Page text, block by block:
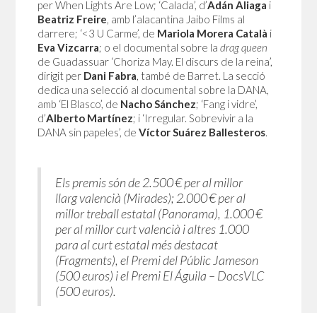
per When Lights Are Low; ‘Calada’, d’Adán Aliaga i
Beatriz Freire, amb l’alacantina Jaibo Films al
darrere; ‘<3 U Carme’, de Mariola Morera Català i
Eva Vizcarra; o el documental sobre la drag queen
de Guadassuar ‘Choriza May. El discurs de la reina’,
dirigit per Dani Fabra, també de Barret. La secció
dedica una selecció al documental sobre la DANA,
amb ‘El Blasco’, de Nacho Sánchez; ‘Fang i vidre’,
d’Alberto Martínez; i ‘Irregular. Sobrevivir a la
DANA sin papeles’, de Víctor Suárez Ballesteros.
Els premis són de 2.500 € per al millor
llarg valencià (Mirades); 2.000 € per al
millor treball estatal (Panorama), 1.000 €
per al millor curt valencià i altres 1.000
para al curt estatal més destacat
(Fragments), el Premi del Públic Jameson
(500 euros) i el Premi El Águila – DocsVLC
(500 euros).